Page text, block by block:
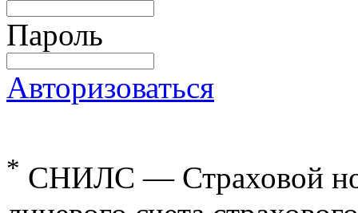
Пароль
Авторизоваться
* СНИЛС — Страховой